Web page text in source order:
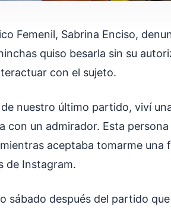
Femenil, Sabrina Enciso,
quiso besarla sin su
con el sujeto.
nuestro último partido, viví
con un admirador. Esta
aceptaba tomarme una
de Instagram.
sábado después del partido